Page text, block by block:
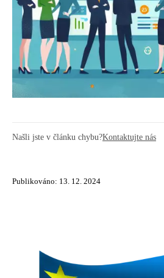
Našli jste v článku chybu?Kontaktujte nás
Publikováno: 13. 12. 2024